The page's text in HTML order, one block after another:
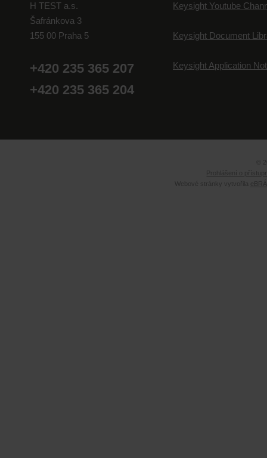
H TEST a.s.
Šafránkova 3
155 00 Praha 5
+420 235 365 207
+420 235 365 204
Keysight Youtube
Keysight Document
Keysight Application
Prohlášení o
Webové stránky vytvořila